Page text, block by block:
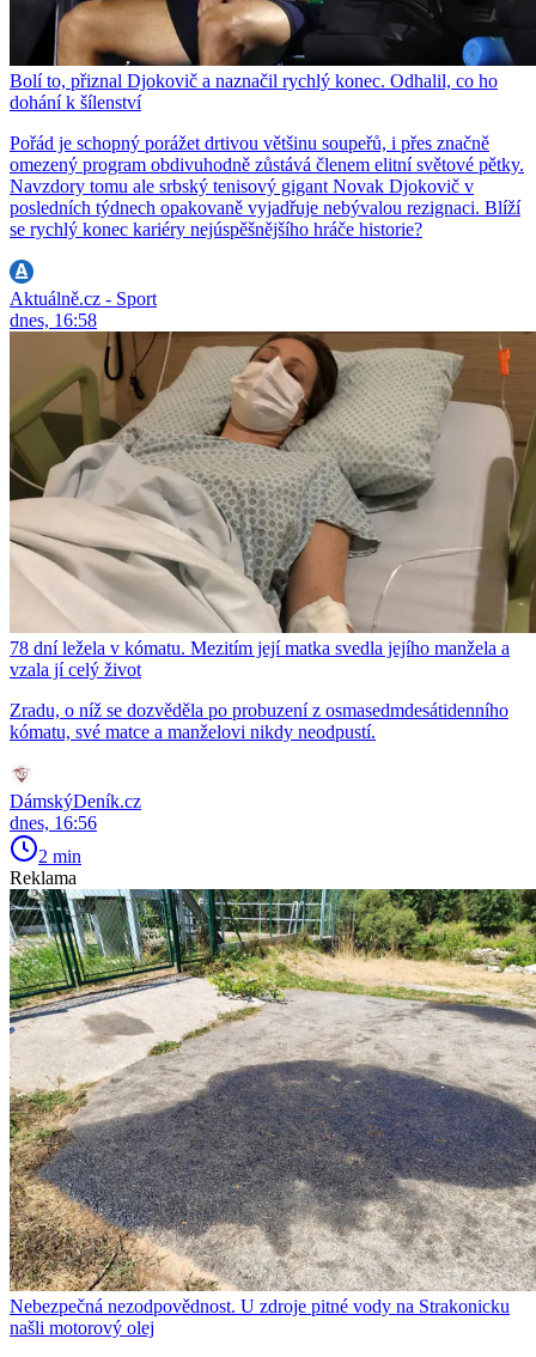
Bolí to, přiznal Djokovič a naznačil rychlý konec. Odhalil, co ho
dohání k šílenství
Pořád je schopný porážet drtivou většinu soupeřů, i přes značně
omezený program obdivuhodně zůstává členem elitní světové pětky.
Navzdory tomu ale srbský tenisový gigant Novak Djokovič v
posledních týdnech opakovaně vyjadřuje nebývalou rezignaci. Blíží
se rychlý konec kariéry nejúspěšnějšího hráče historie?
Aktuálně.cz - Sport
dnes, 16:58
78 dní ležela v kómatu. Mezitím její matka svedla jejího manžela a
vzala jí celý život
Zradu, o níž se dozvěděla po probuzení z osmasedmdesátidenního
kómatu, své matce a manželovi nikdy neodpustí.
DámskýDeník.cz
dnes, 16:56
2 min
Reklama
Nebezpečná nezodpovědnost. U zdroje pitné vody na Strakonicku
našli motorový olej